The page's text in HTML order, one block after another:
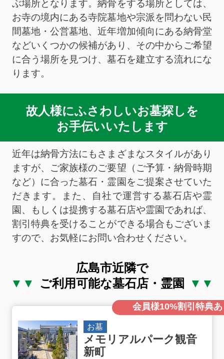
ぶ場所となります。納骨をする場所としては、
お寺の境内にある寺院墓地や宗派を問わない民
間墓地・公営墓地、近年増加傾向にある納骨堂
などいくつかの候補があり、その中からご希望
に合う場所を見つけ、墓石を建立する流れにな
ります。
故人様にふさわしいお墓探しを
お手伝いいたします
近年は納骨方法にもさまざまなスタイルがあり
ますが、ご家族様のご要望（ご予算・納骨時期
など）に合った墓石・霊園をご提案させていた
だきます。また、自社で運営する墓石店や霊
園、もしくは提携する墓石店や霊園であれば、
割引特典を受けることができる場合もございま
すので、お気軽にお問い合わせください。
広島市近隣で
ご利用可能な墓石店・霊園
お墓
会員様10%割引特典
メモリアルパーク観音
新町